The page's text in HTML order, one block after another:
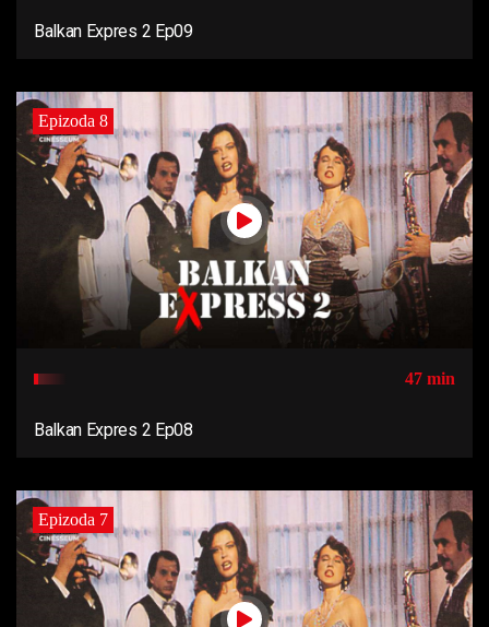
Balkan Expres 2 Ep09
Epizoda 8
47 min
Balkan Expres 2 Ep08
Epizoda 7